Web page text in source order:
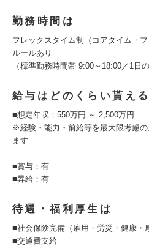
勤務時間は
フレックスタイム制（コアタイム・
ルールあり
（標準勤務時間帯 9:00～18:00／1日
給与はどのくらい貰え
■想定年収：550万円 ～ 2,500万円
※経験・能力・前給等を最大限考慮
ます
■賞与：有
■昇給：有
待遇・福利厚生は
■社会保険完備（雇用・労災・健康・
■交通費支給